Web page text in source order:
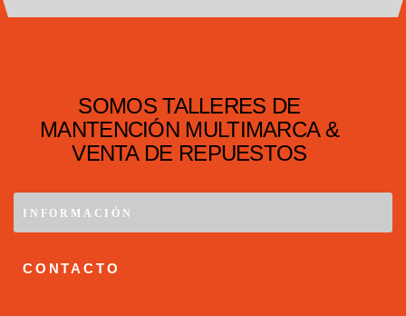
SOMOS TALLERES DE
MANTENCIÓN MULTIMARCA &
VENTA DE REPUESTOS
INFORMACIÓN
CONTACTO